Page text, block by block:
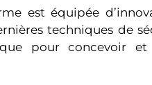
est équipée
techniques de
pour concevoir